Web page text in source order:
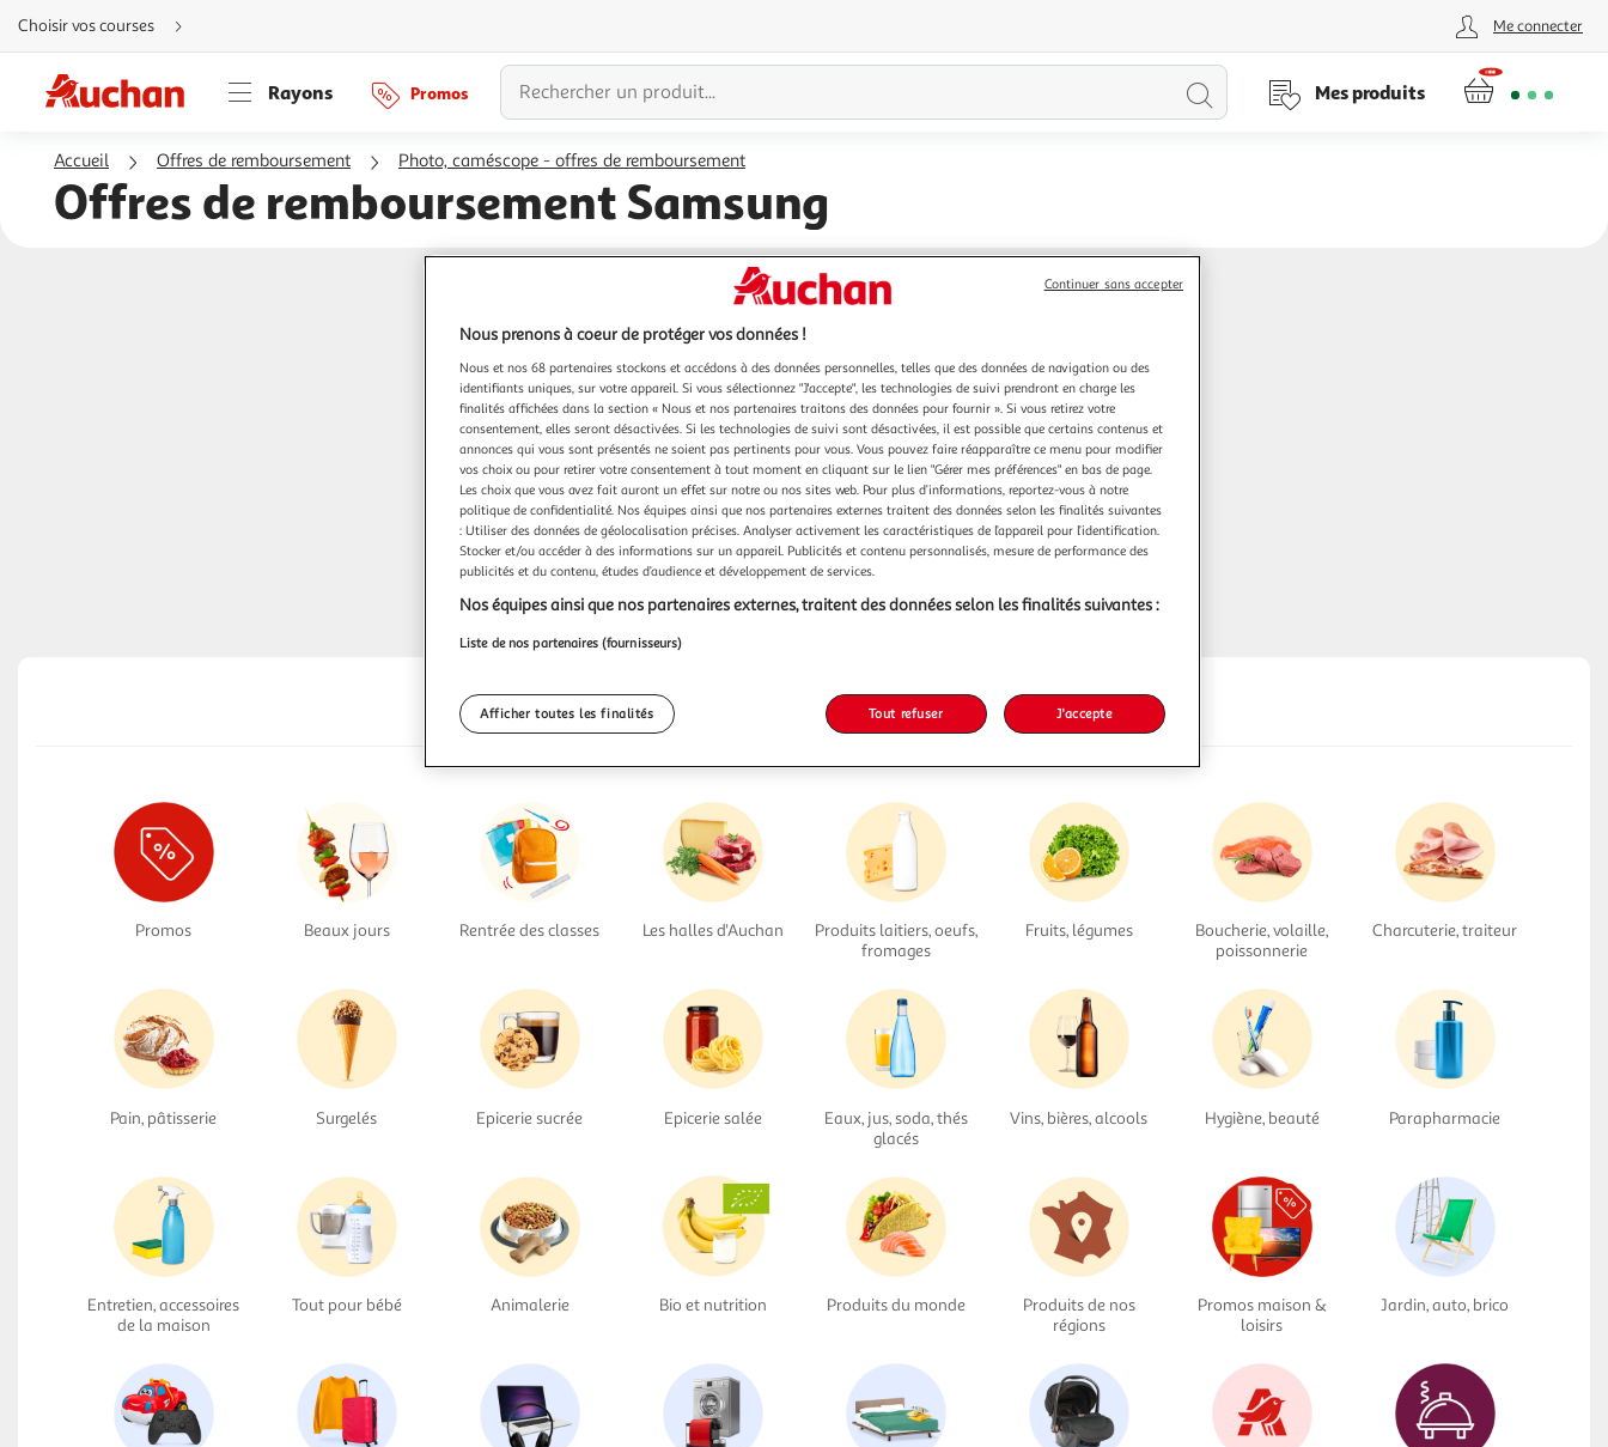
Aller
directement
au
Aller
directement
à
Aller
la
navigation
Choisir vos courses Me connecter
Rayons Promos
Lancer
Mes produits
Accueil Offres de remboursement Photo, caméscope - offres de remboursement
Offres de remboursement Samsung
Oups, les produits de la catégorie
Offres de remboursement Samsungviennent de filer...
Nous vous invitons à lancer une autre recherche...
... ou à trouver votre bonheur dans nos rayons
Promos Beaux jours Rentrée des classes Les halles d'Auchan
Produits laitiers, oeufs,
fromages
Fruits, légumes
Boucherie, volaille,
poissonnerie
Charcuterie, traiteur
Pain, pâtisserie Surgelés Epicerie sucrée Epicerie salée
Eaux, jus, soda, thés
glacés
Vins, bières, alcools Hygiène, beauté Parapharmacie
Entretien, accessoires
de la maison
Tout pour bébé Animalerie Bio et nutrition Produits du monde
Produits de nos
régions
Promos maison &
loisirs
Jardin, auto, brico
Nous prenons à coeur de protéger vos données !
Nous et nos 68 partenaires stockons et accédons à des données personnelles, telles que des données de navigation ou des
identifiants uniques, sur votre appareil. Si vous sélectionnez "J'accepte", les technologies de suivi prendront en charge les
finalités affichées dans la section « Nous et nos partenaires traitons des données pour fournir ». Si vous retirez votre
consentement, elles seront désactivées. Si les technologies de suivi sont désactivées, il est possible que certains contenus et
annonces qui vous sont présentés ne soient pas pertinents pour vous. Vous pouvez faire réapparaître ce menu pour modifier
vos choix ou pour retirer votre consentement à tout moment en cliquant sur le lien "Gérer mes préférences" en bas de page.
Les choix que vous avez fait auront un effet sur notre ou nos sites web. Pour plus d’informations, reportez-vous à notre
politique de confidentialité. Nos équipes ainsi que nos partenaires externes traitent des données selon les finalités suivantes
: Utiliser des données de géolocalisation précises. Analyser activement les caractéristiques de l’appareil pour l’identification.
Stocker et/ou accéder à des informations sur un appareil. Publicités et contenu personnalisés, mesure de performance des
publicités et du contenu, études d’audience et développement de services.
Nos équipes ainsi que nos partenaires externes, traitent des données selon les finalités suivantes :
Liste de nos partenaires (fournisseurs)
Afficher toutes les finalités Tout refuser J'accepte
Continuer sans accepter